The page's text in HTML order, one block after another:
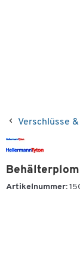
Verschlüsse
Artikelnummer: